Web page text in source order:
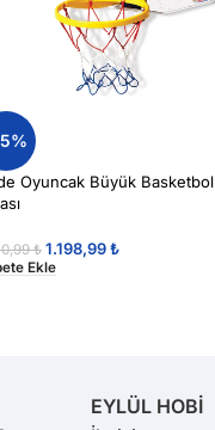
Oyuncak Büyük Basketbol
₺ 1.198,99₺
Ekle
EYLÜL HOBİ